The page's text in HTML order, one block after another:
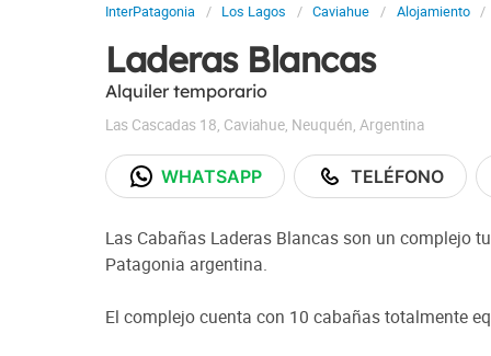
InterPatagonia Los Lagos Caviahue Alojamiento
Laderas Blancas
Alquiler temporario
Las Cascadas 18, Caviahue, Neuquén, Argentina
WHATSAPP TELÉFONO
Las Cabañas Laderas Blancas son un complejo
Patagonia argentina.
El complejo cuenta con 10 cabañas totalmente